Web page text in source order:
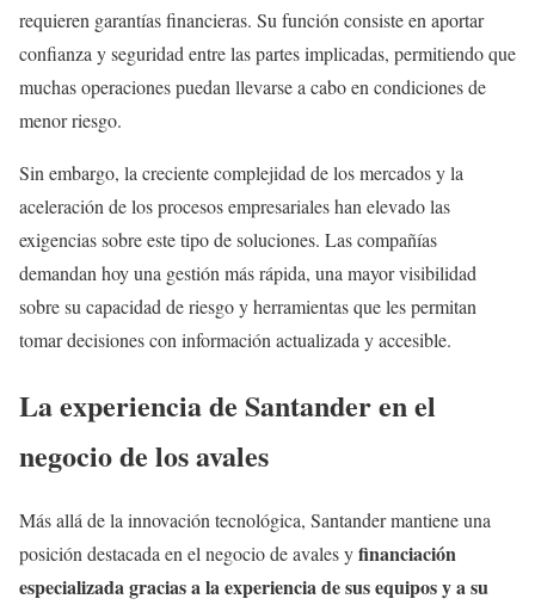
requieren garantías financieras. Su función consiste en aportar
confianza y seguridad entre las partes implicadas, permitiendo que
muchas operaciones puedan llevarse a cabo en condiciones de
menor riesgo.
Sin embargo, la creciente complejidad de los mercados y la
aceleración de los procesos empresariales han elevado las
exigencias sobre este tipo de soluciones. Las compañías
demandan hoy una gestión más rápida, una mayor visibilidad
sobre su capacidad de riesgo y herramientas que les permitan
tomar decisiones con información actualizada y accesible.
La experiencia de Santander en el
negocio de los avales
Más allá de la innovación tecnológica, Santander mantiene una
posición destacada en el negocio de avales yfinanciación
especializada gracias a la experiencia de sus equipos y a su